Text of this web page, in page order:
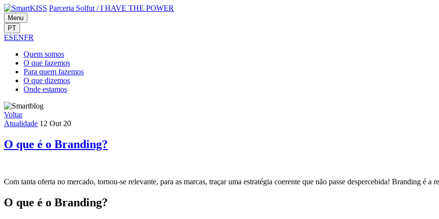
Parceria Solfut /I HAVE THE POWER
Menu
PT
ESENFR
Quem somos
O que fazemos
Para quem fazemos
O que dizemos
Onde estamos
Voltar
Atualidade 12 Out 20
O que é o Branding?
Com tanta oferta no mercado, tornou-se relevante, para as marcas, traçar uma estratégia coerente que não passe despercebida! Branding é a
O que é o Branding?